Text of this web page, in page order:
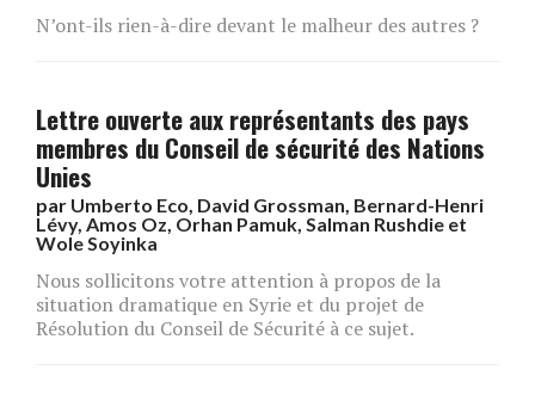
N’ont-ils rien-à-dire devant le malheur des autres ?
Lettre ouverte aux représentants des pays
membres du Conseil de sécurité des Nations
Unies
par Umberto Eco, David Grossman, Bernard-Henri
Lévy, Amos Oz, Orhan Pamuk, Salman Rushdie et
Wole Soyinka
Nous sollicitons votre attention à propos de la
situation dramatique en Syrie et du projet de
Résolution du Conseil de Sécurité à ce sujet.